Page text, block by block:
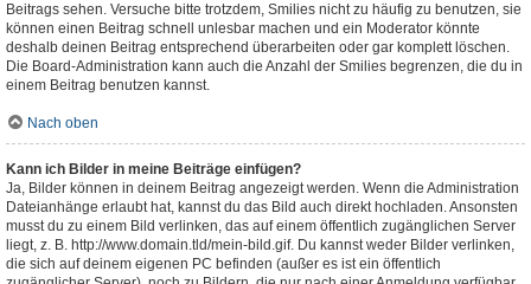
Beitrags sehen. Versuche bitte trotzdem, Smilies nicht zu häufig zu benutzen, sie
können einen Beitrag schnell unlesbar machen und ein Moderator könnte
deshalb deinen Beitrag entsprechend überarbeiten oder gar komplett löschen.
Die Board-Administration kann auch die Anzahl der Smilies begrenzen, die du in
einem Beitrag benutzen kannst.
Nach oben
Kann ich Bilder in meine Beiträge einfügen?
Ja, Bilder können in deinem Beitrag angezeigt werden. Wenn die Administration
Dateianhänge erlaubt hat, kannst du das Bild auch direkt hochladen. Ansonsten
musst du zu einem Bild verlinken, das auf einem öffentlich zugänglichen Server
liegt, z. B. http://www.domain.tld/mein-bild.gif. Du kannst weder Bilder verlinken,
die sich auf deinem eigenen PC befinden (außer es ist ein öffentlich